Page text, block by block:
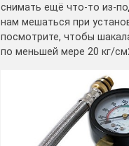
снимать ещё что-то из-
нам мешаться при
посмотрите, чтобы
по меньшей мере 20 кг/